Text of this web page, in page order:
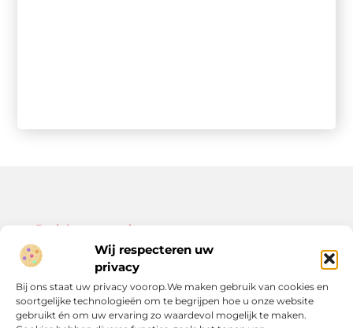
Wij respecteren uw
privacy
Bij ons staat uw privacy voorop.We maken gebruik van cookies en
soortgelijke technologieën om te begrijpen hoe u onze website
gebruikt én om uw ervaring zo waardevol mogelijk te maken.
Onze informatie
Bericht categorie